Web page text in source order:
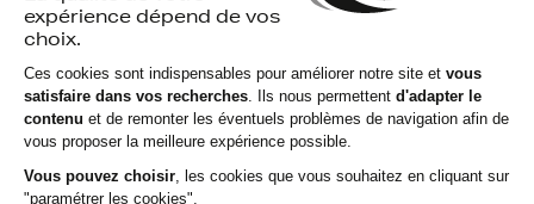
Nous sommes disponibles depuis votre espace client ou
directement par téléphone. N'hésitez pas à regarder nos
packs de cartouches si vous souhaitez optimiser le coût
à la feuille imprimée.
Toutes nos livraisons sont suivies depuis notre entrepôt
à leur arrivée chez vous ou au point de retrait. Nous
assurons une livraison rapide, sachant que votre
commande est souvent attendue avec impatience.